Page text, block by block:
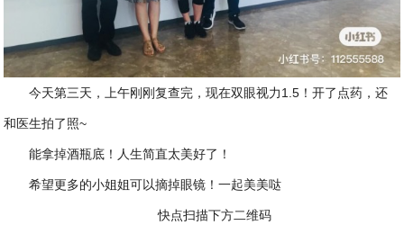
今天第三天，上午刚刚复查完，现在双眼视力1.5！开了点药，还
和医生拍了照~
能拿掉酒瓶底！人生简直太美好了！
希望更多的小姐姐可以摘掉眼镜！一起美美哒
快点扫描下方二维码